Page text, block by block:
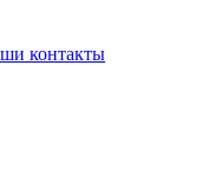
контакты